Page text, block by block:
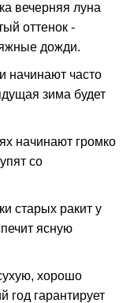
вечерняя луна
оттенок -
дожди.
начинают часто
зима будет
начинают громко
со
старых ракит у
ясную
хорошо
гарантирует